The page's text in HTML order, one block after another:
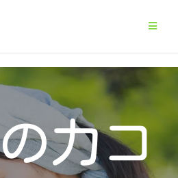
力コ